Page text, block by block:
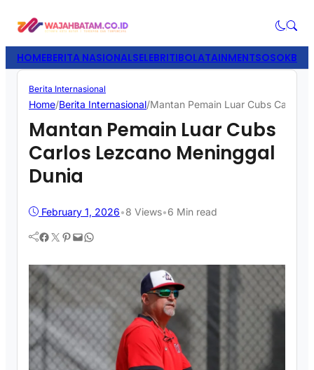
HOMEBERITA NASIONALSELEBRITIBOLATAINMENTSOSOK
Berita Internasional
Home/Berita Internasional/Mantan Pemain Luar Cubs Carlos
Mantan Pemain Luar Cubs
Carlos Lezcano Meninggal
Dunia
February 1, 2026•8 Views•6 Min read
Facebook Twitter Pinterest Mail WhatsApp